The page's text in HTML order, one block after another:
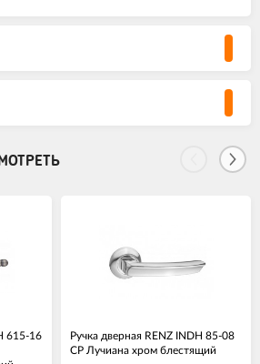
615-16
Ручка дверная RENZ INDH 85-08
CP Лучиана хром блестящий